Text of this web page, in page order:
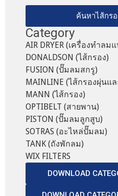
ค้นหาไส้กรอ
Category
AIR DRYER (เครื่องทำลม
DONALDSON (ไส้กรอง)
FUSION (ปั๊มลมสกรู)
MAINLINE (ไส้กรองผุ่นแ
MANN (ไส้กรอง)
OPTIBELT (สายพาน)
PISTON (ปั๊มลมลูกสูบ)
SOTRAS (อะไหล่ปั๊มลม)
TANK (ถังพักลม)
WIX FILTERS
DOWNLOAD